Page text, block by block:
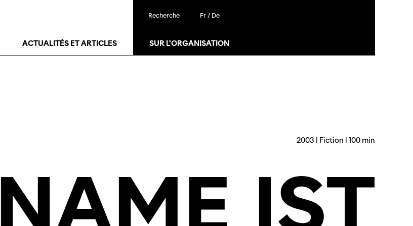
Recherche Fr / De
ACTUALITÉS ET ARTICLES SUR L'ORGANISATION
2003 | Fiction | 100 min
NAME IST